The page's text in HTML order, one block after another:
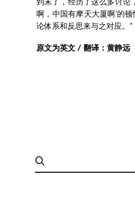
啊，中国有摩天大厦啊’的
论体系和反思来与之对应。”
原文为英文 / 翻译：黄静远